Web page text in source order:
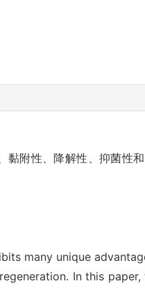
附性、降解性、抑菌性
many unique
In this